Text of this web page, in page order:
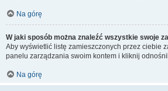
Na górę
W jaki sposób można znaleźć wszystkie swoje
Aby wyświetlić listę zamieszczonych przez ciebie
panelu zarządzania swoim kontem i kliknij
Na górę